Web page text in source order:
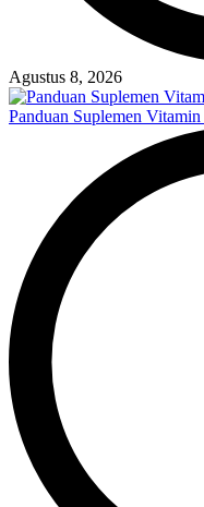
Agustus 8, 2026
Panduan Suplemen